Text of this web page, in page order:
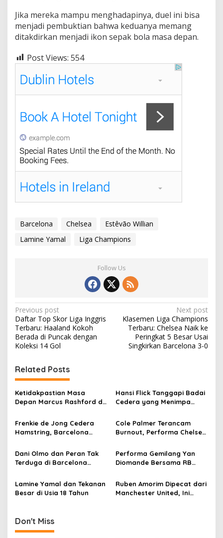
Jika mereka mampu menghadapinya, duel ini bisa
menjadi pembuktian bahwa keduanya memang
ditakdirkan menjadi ikon sepak bola masa depan.
Post Views: 554
Barcelona Chelsea
Estêvão Willian
Lamine Yamal
Liga Champions
Follow Us
Post
navigation
Previous post
Daftar Top Skor Liga Inggris
Terbaru: Haaland Kokoh
Berada di Puncak dengan
Koleksi 14 Gol
Next post
Klasemen Liga Champions
Terbaru: Chelsea Naik ke
Peringkat 5 Besar Usai
Singkirkan Barcelona 3-0
Related Posts
Ketidakpastian Masa
Depan Marcus Rashford di
Hansi Flick Tanggapi Badai
Cedera yang Menimpa
Frenkie de Jong Cedera
Hamstring, Barcelona
Cole Palmer Terancam
Burnout, Performa Chelsea
Dani Olmo dan Peran Tak
Terduga di Barcelona
Performa Gemilang Yan
Diomande Bersama RB
Lamine Yamal dan Tekanan
Besar di Usia 18 Tahun
Ruben Amorim Dipecat dari
Manchester United, Ini
Don't Miss